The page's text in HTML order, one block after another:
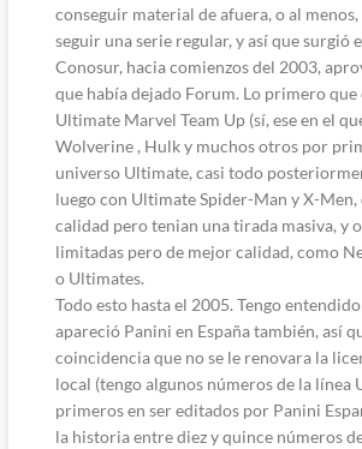
conseguir material de afuera, o al
seguir una serie regular, y así que surgió
Conosur, hacia comienzos del 2003,
que había dejado Forum. Lo primero
Ultimate Marvel Team Up (sí, ese en el
Wolverine , Hulk y muchos otros por
universo Ultimate, casi todo
luego con Ultimate Spider-Man y X-Men,
calidad pero tenian una tirada masiva, y
limitadas pero de mejor calidad, como
o Ultimates.
Todo esto hasta el 2005. Tengo
apareció Panini en España también, así
coincidencia que no se le renovara la
local (tengo algunos números de la línea
primeros en ser editados por Panini
la historia entre diez y quince números